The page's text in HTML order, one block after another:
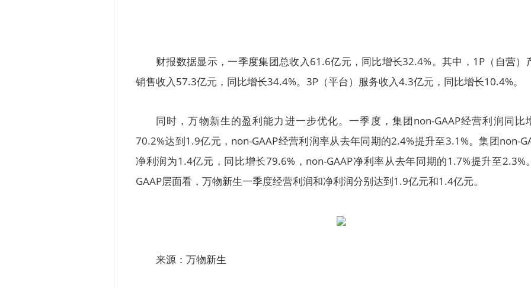
财报数据显示，一季度集团总收入61.6亿元，同比增长32.4%。其中，1P（自营）
销售收入57.3亿元，同比增长34.4%。3P（平台）服务收入4.3亿元，同比增长10.4%。
同时，万物新生的盈利能力进一步优化。一季度，集团non-GAAP经营利润同比
70.2%达到1.9亿元，non-GAAP经营利润率从去年同期的2.4%提升至3.1%。集团non-
净利润为1.4亿元，同比增长79.6%，non-GAAP净利率从去年同期的1.7%提升至2.3%
GAAP层面看，万物新生一季度经营利润和净利润分别达到1.9亿元和1.4亿元。
来源：万物新生